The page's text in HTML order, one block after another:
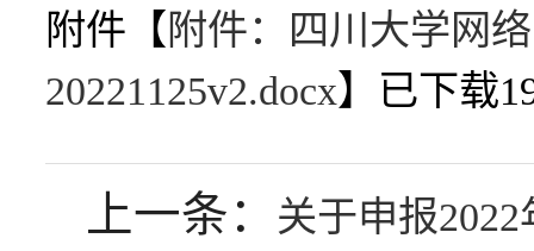
附件【 附件：四川大学网
20221125v2.docx】已下载
上一条：
关于申报